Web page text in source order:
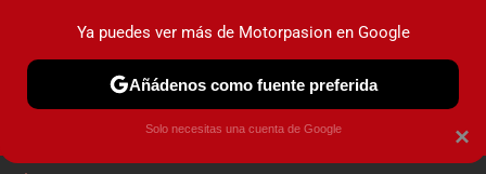
PRUEBAS COCHES ELÉCTRICOS OBSERVATORIO
×
Ya puedes ver más de Motorpasion en Google
Añádenos como fuente preferida
Solo necesitas una cuenta de Google